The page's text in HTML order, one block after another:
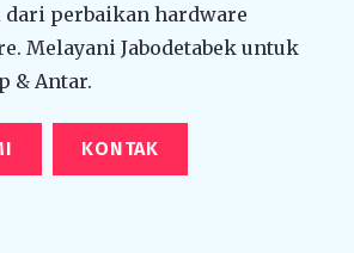
dari perbaikan hardware
Melayani Jabodetabek untuk
& Antar.
KONTAK